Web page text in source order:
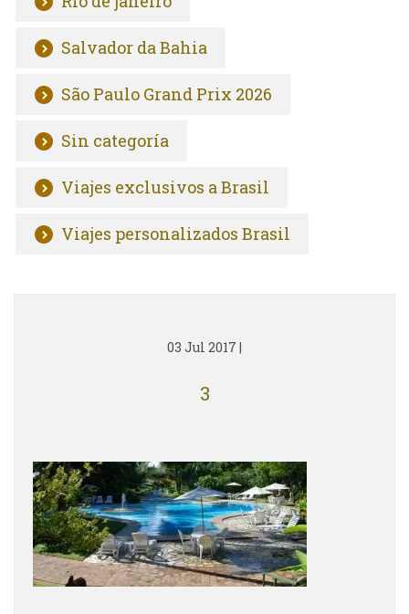
Salvador da Bahia
São Paulo Grand Prix 2026
Sin categoría
Viajes exclusivos a Brasil
Viajes personalizados Brasil
03 Jul 2017 |
3